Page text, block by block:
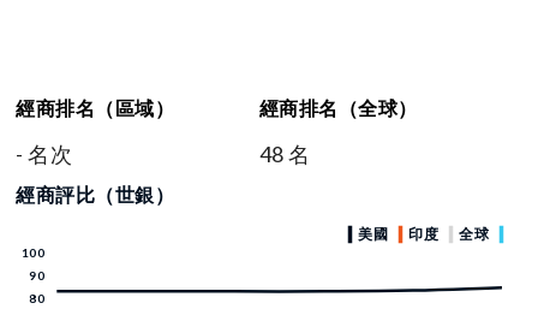
經商排名（區域）
- 名次
經商排名（全球）
48 名
經商評比（世銀）